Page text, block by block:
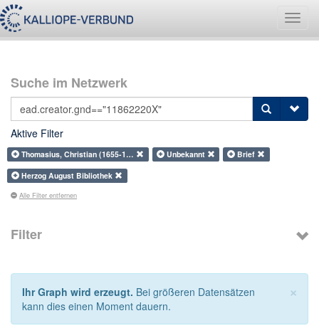
Suche im Netzwerk
Aktive Filter
Thomasius, Christian (1655-1… Unbekannt
Brief
Herzog August Bibliothek
Alle Filter entfernen
Filter
×
Ihr Graph wird erzeugt. Bei größeren Datensätzen
kann dies einen Moment dauern.